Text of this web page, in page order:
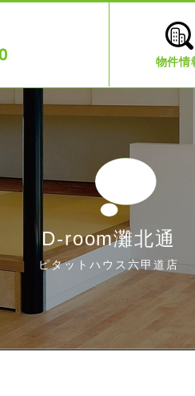
物件情
D-room灘北通
ピタットハウス六甲道店